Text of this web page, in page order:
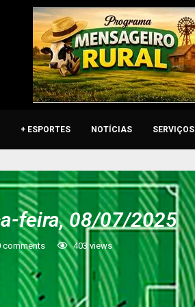
+ ESPORTES NOTÍCIAS SERVIÇOS
feira, 08/07/2025
comments 403 views